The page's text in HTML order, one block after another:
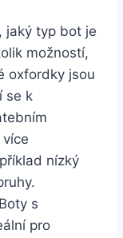
jaký​ typ bot je
možností,
oxfordky‌ jsou
se k
​nízký
‌s
pro